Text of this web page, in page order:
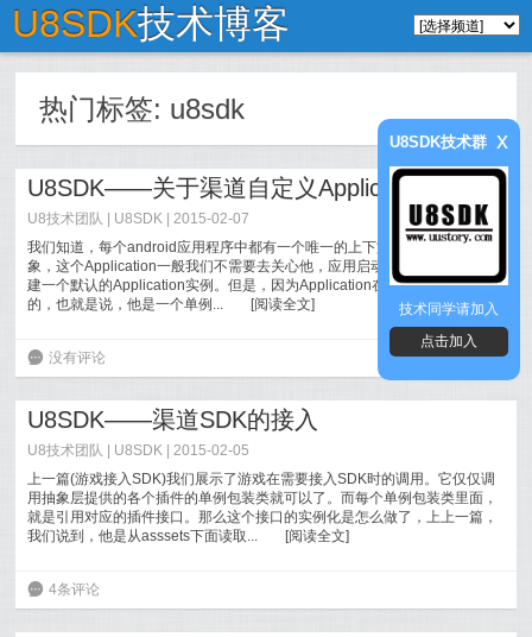
U8SDK技术博客
热门标签: u8sdk
U8SDK——关于渠道自定义Application的适配
U8技术团队 U8SDK | 2015-02-07
我们知道，每个android应用程序中都有一个唯一的上下文Application对
象，这个Application一般我们不需要去关心他，应用启动时，系统会自动创
建一个默认的Application实例。但是，因为Application在整个应用中是唯一
的，也就是说，他是一个单例...
[阅读全文]
6 没有评论
U8SDK——渠道SDK的接入
U8技术团队 U8SDK | 2015-02-05
上一篇(游戏接入SDK)我们展示了游戏在需要接入SDK时的调用。它仅仅调
用抽象层提供的各个插件的单例包装类就可以了。而每个单例包装类里面，
就是引用对应的插件接口。那么这个接口的实例化是怎么做了，上上一篇，
我们说到，他是从asssets下面读取...
[阅读全文]
6 4条评论
U8SDK技术群 x
技术同学请加入
点击加入